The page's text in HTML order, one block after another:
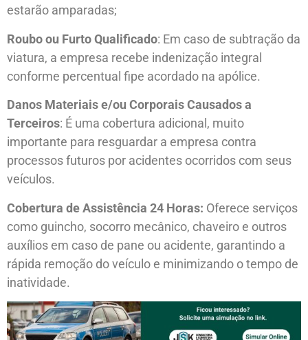
estarão amparadas;
Roubo ou Furto Qualificado: Em caso de subtração da
viatura, a empresa recebe indenização integral
conforme percentual fipe acordado na apólice.
Danos Materiais e/ou Corporais Causados a
Terceiros: É uma cobertura adicional, muito
importante para resguardar a empresa contra
processos futuros por acidentes ocorridos com seus
veículos.
Cobertura de Assistência 24 Horas: Oferece serviços
como guincho, socorro mecânico, chaveiro e outros
auxílios em caso de pane ou acidente, garantindo a
rápida remoção do veículo e minimizando o tempo de
inatividade.